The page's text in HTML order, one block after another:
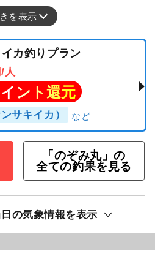
を表示
カ釣りプラン
/人
ント還元
サキイカ）
「のぞみ丸」の
全ての釣果を見る
の気象情報を表示